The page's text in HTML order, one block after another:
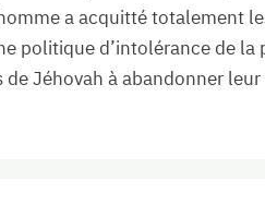
a acquitté totalement
politique d’intolérance de
Jéhovah à abandonner leur